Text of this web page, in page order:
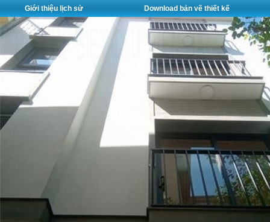
Giới thiệu lịch sử Download bản vẽ thiết kế